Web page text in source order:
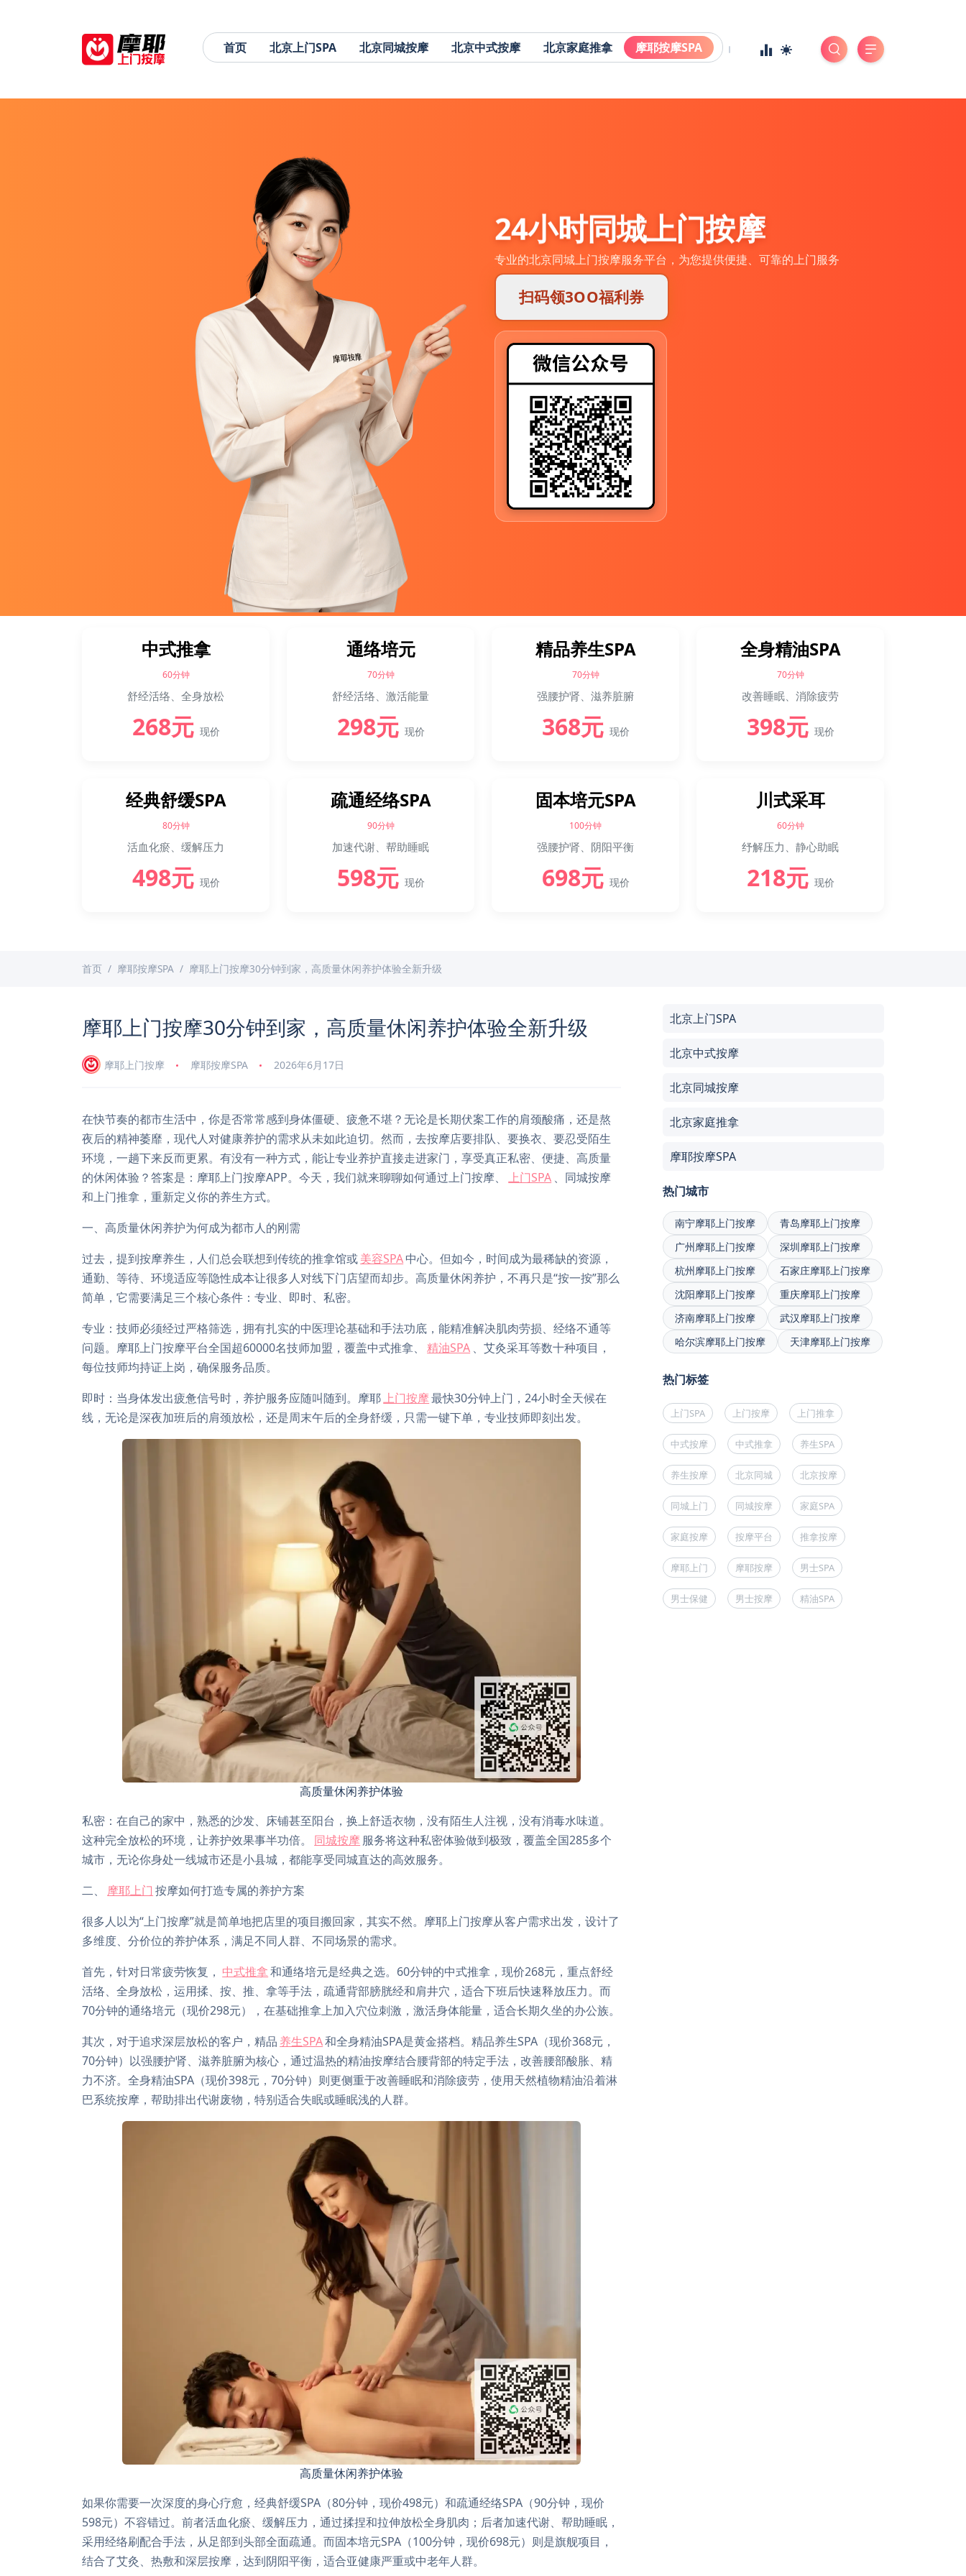
首页 北京上门SPA 北京同城按摩 北京中式按摩 北京家庭推拿 摩耶按摩SPA
24小时同城上门按摩
专业的北京同城上门按摩服务平台，为您提供便捷、可靠的上门服务
扫码领3OO福利券
中式推拿
60分钟
舒经活络、全身放松
268元 现价
通络培元
70分钟
舒经活络、激活能量
298元 现价
精品养生SPA
70分钟
强腰护肾、滋养脏腑
368元 现价
全身精油SPA
70分钟
改善睡眠、消除疲劳
398元 现价
经典舒缓SPA
80分钟
活血化瘀、缓解压力
498元 现价
疏通经络SPA
90分钟
加速代谢、帮助睡眠
598元 现价
固本培元SPA
100分钟
强腰护肾、阴阳平衡
698元 现价
川式采耳
60分钟
纾解压力、静心助眠
218元 现价
首页 摩耶按摩SPA 摩耶上门按摩30分钟到家，高质量休闲养护体验全新升级
摩耶上门按摩30分钟到家，高质量休闲养护体验全新升级
摩耶上门按摩 摩耶按摩SPA 2026年6月17日
在快节奏的都市生活中，你是否常常感到身体僵硬、疲惫不堪？无论是长期伏案工作的肩颈酸痛，还是熬
夜后的精神萎靡，现代人对健康养护的需求从未如此迫切。然而，去按摩店要排队、要换衣、要忍受陌生
环境，一趟下来反而更累。有没有一种方式，能让专业养护直接走进家门，享受真正私密、便捷、高质量
的休闲体验？答案是：摩耶上门按摩APP。今天，我们就来聊聊如何通过上门按摩、
上门SPA 、同城按摩
和上门推拿，重新定义你的养生方式。
一、高质量休闲养护为何成为都市人的刚需
过去，提到按摩养生，人们总会联想到传统的推拿馆或美容SPA中心。但如今，时间成为最稀缺的资源，
通勤、等待、环境适应等隐性成本让很多人对线下门店望而却步。高质量休闲养护，不再只是“按一按”那么
简单，它需要满足三个核心条件：专业、即时、私密。
专业：技师必须经过严格筛选，拥有扎实的中医理论基础和手法功底，能精准解决肌肉劳损、经络不通等
问题。摩耶上门按摩平台全国超60000名技师加盟，覆盖中式推拿、
精油SPA 、艾灸采耳等数十种项目，
每位技师均持证上岗，确保服务品质。
即时：当身体发出疲惫信号时，养护服务应随叫随到。摩耶上门按摩最快30分钟上门，24小时全天候在
线，无论是深夜加班后的肩颈放松，还是周末午后的全身舒缓，只需一键下单，专业技师即刻出发。
高质量休闲养护体验
私密：在自己的家中，熟悉的沙发、床铺甚至阳台，换上舒适衣物，没有陌生人注视，没有消毒水味道。
这种完全放松的环境，让养护效果事半功倍。
同城按摩 服务将这种私密体验做到极致，覆盖全国285多个
城市，无论你身处一线城市还是小县城，都能享受同城直达的高效服务。
二、
摩耶上门 按摩如何打造专属的养护方案
很多人以为“上门按摩”就是简单地把店里的项目搬回家，其实不然。摩耶上门按摩从客户需求出发，设计了
多维度、分价位的养护体系，满足不同人群、不同场景的需求。
首先，针对日常疲劳恢复， 中式推拿和通络培元是经典之选。60分钟的中式推拿，现价268元，重点舒经
活络、全身放松，运用揉、按、推、拿等手法，疏通背部膀胱经和肩井穴，适合下班后快速释放压力。而
70分钟的通络培元（现价298元），在基础推拿上加入穴位刺激，激活身体能量，适合长期久坐的办公族。
其次，对于追求深层放松的客户，精品 养生SPA和全身精油SPA是黄金搭档。精品养生SPA（现价368元，
70分钟）以强腰护肾、滋养脏腑为核心，通过温热的精油按摩结合腰背部的特定手法，改善腰部酸胀、精
力不济。全身精油SPA（现价398元，70分钟）则更侧重于改善睡眠和消除疲劳，使用天然植物精油沿着淋
巴系统按摩，帮助排出代谢废物，特别适合失眠或睡眠浅的人群。
高质量休闲养护体验
如果你需要一次深度的身心疗愈，经典舒缓SPA（80分钟，现价498元）和疏通经络SPA（90分钟，现价
598元）不容错过。前者活血化瘀、缓解压力，通过揉捏和拉伸放松全身肌肉；后者加速代谢、帮助睡眠，
采用经络刷配合手法，从足部到头部全面疏通。而固本培元SPA（100分钟，现价698元）则是旗舰项目，
结合了艾灸、热敷和深层按摩，达到阴阳平衡，适合亚健康严重或中老年人群。
北京上门SPA
北京中式按摩
北京同城按摩
北京家庭推拿
摩耶按摩SPA
热门城市
南宁摩耶上门按摩
青岛摩耶上门按摩
广州摩耶上门按摩
深圳摩耶上门按摩
杭州摩耶上门按摩
石家庄摩耶上门按摩
沈阳摩耶上门按摩
重庆摩耶上门按摩
济南摩耶上门按摩
武汉摩耶上门按摩
哈尔滨摩耶上门按摩
天津摩耶上门按摩
热门标签
上门SPA 上门按摩 上门推拿
中式按摩 中式推拿 养生SPA
养生按摩 北京同城 北京按摩
同城上门 同城按摩 家庭SPA
家庭按摩 按摩平台 推拿按摩
摩耶上门 摩耶按摩 男士SPA
男士保健 男士按摩 精油SPA